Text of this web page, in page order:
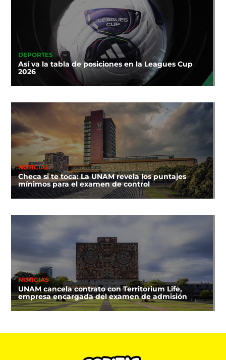
DEPORTES
Así va la tabla de posiciones en la Leagues Cup
2026
NOTICIAS
Checa si te toca: La UNAM revela los puntajes
mínimos para el examen de control
NOTICIAS
UNAM cancela contrato con Territorium Life,
empresa encargada del examen de admisión